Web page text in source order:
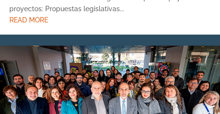
proyectos: Propuestas legislativas...
READ MORE